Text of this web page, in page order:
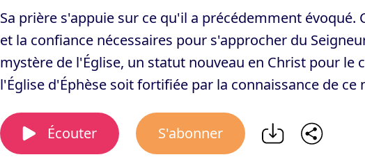
Sa prière s'appuie sur ce qu'il a précédemment évoqué.
et la confiance nécessaires pour s'approcher du
mystère de l'Église, un statut nouveau en Christ pour le
l'Église d'Éphèse soit fortifiée par la connaissance de ce
Écouter S'abonner